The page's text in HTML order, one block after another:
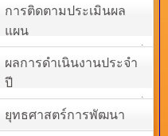
การติดตามประเมินผล
แผน
ผลการดำเนินงานประจำ
ปี
ยุทธศาสตร์การพัฒนา